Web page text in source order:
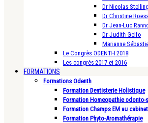
Dr Nicolas Stelling
Dr Christine
Dr Jean-Luc
Dr Judith Gelfo
Marianne
Le Congrès ODENTH 2018
Les congrès 2017 et 2016
FORMATIONS
Formations Odenth
Formation Dentisterie Holistique
Formation Homeopathie
Formation Champs EM au
Formation Phyto-Aromathérapie